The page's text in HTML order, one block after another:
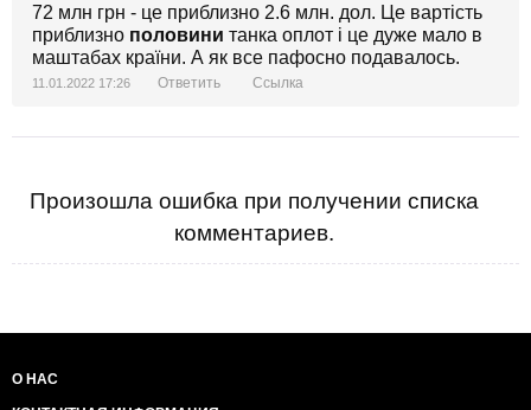
72 млн грн - це приблизно 2.6 млн. дол. Це вартість
приблизно половини танка оплот і це дуже мало в
маштабах країни. А як все пафосно подавалось.
11.01.2022 17:26 Ответить Ссылка
Произошла ошибка при получении списка
комментариев.
О НАС